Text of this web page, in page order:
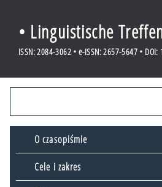
• Linguistische
ISSN: 2084-3062 • e-ISSN: 2657-5647 •
O czasopiśmie
Cele i zakres